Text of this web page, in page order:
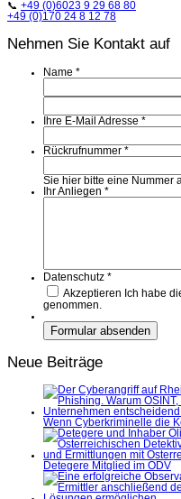
📞 +49 (0)6023 9 29 68 80
+49 (0)170 24 8 12 78
Nehmen Sie Kontakt auf
Name *
Ihre E-Mail Adresse *
Rückrufnummer *
Sie hier bitte eine Nummer
Ihr Anliegen *
Datenschutz *
Akzeptieren Ich habe
genommen.
Neue Beiträge
Wenn Cyberkriminelle die
Detegere Mitglied im ÖDV